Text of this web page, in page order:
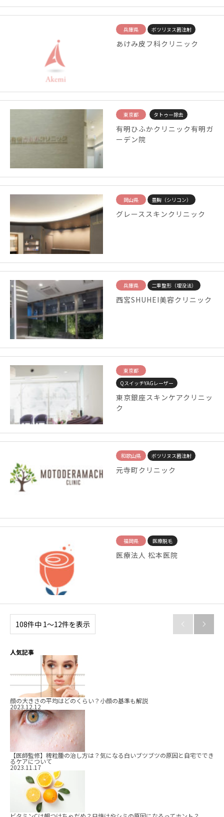
兵庫県 ボツリヌス菌注射
あけみ皮フ科クリニック
東京都 タトゥー除去
有明ひふかクリニック有明ガ
ーデン院
岡山県 豊胸（シリコン）
グレーススキンクリニック
兵庫県 二重整形（埋没法）
西宮SHUHEI美容クリニック
東京都
QスイッチYAGレーザー
東京銀座スキンケアクリニッ
ク
和歌山県 ボツリヌス菌注射
元寺町クリニック
福岡県 医療脱毛
医療法人 松本医院
108件中 1〜12件を表示  
人気記事
顔の大きさの平均はどのくらい？小顔の基準も解説
2023.12.12
【医師監修】稗粒腫の治し方は？気になる白いブツブツの原因と自宅ででき
るケアについて
2023.11.17